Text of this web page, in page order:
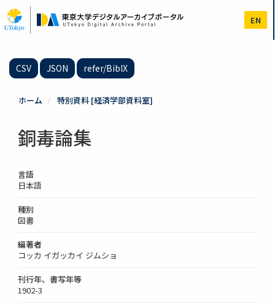
イ
ン
EN
CSV JSON refer/BibIX
ホーム 特別資料 [経済学部資料室]
銅毒論集
言語
日本語
種別
図書
編著者
コッカ イガッカイ ジムショ
刊行年、書写年等
1902-3